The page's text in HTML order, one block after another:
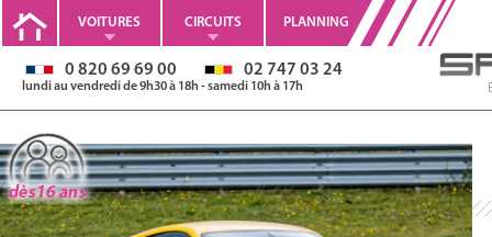
VOITURES CIRCUITS PLANNING
0 820 69 69 00 02 747 03 24
lundi au vendredi de 9h30 à 18h - samedi 10h à 17h